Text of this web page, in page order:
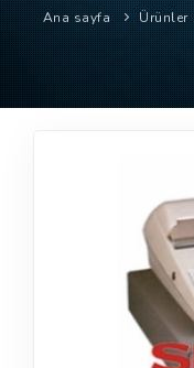
NASIL
YARDIM
Ana sayfa Ürünler